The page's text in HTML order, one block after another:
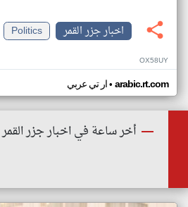
اخبار جزر القمر
Politics
OX58UY
ار تي عربي• arabic.rt.com
أخر ساعة في اخبار جزر القمر